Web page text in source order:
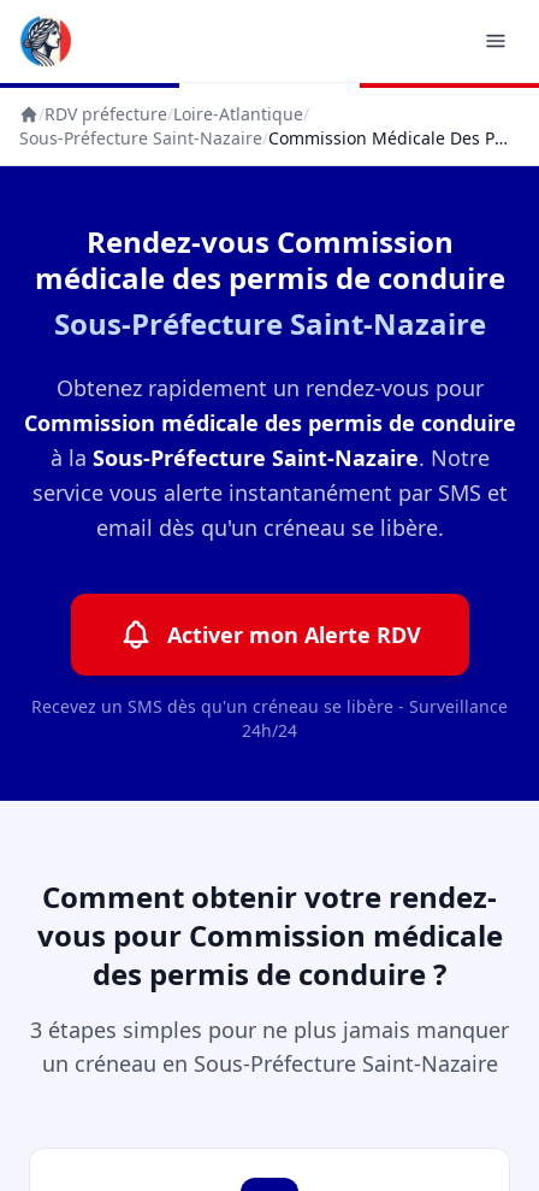
Accueil
/RDV préfecture/Loire-Atlantique/
Sous-Préfecture Saint-Nazaire/ Commission Médicale Des Permis De Conduire
Rendez-vous Commission
médicale des permis de conduire
Sous-Préfecture Saint-Nazaire
Obtenez rapidement un rendez-vous pour
Commission médicale des permis de conduire
à la Sous-Préfecture Saint-Nazaire. Notre
service vous alerte instantanément par SMS et
email dès qu'un créneau se libère.
Activer mon Alerte RDV
Recevez un SMS dès qu'un créneau se libère - Surveillance
24h/24
Comment obtenir votre rendez-
vous pour Commission médicale
des permis de conduire ?
3 étapes simples pour ne plus jamais manquer
un créneau en Sous-Préfecture Saint-Nazaire